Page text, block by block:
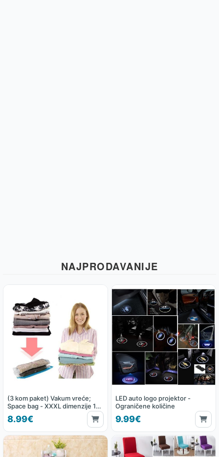
NAJPRODAVANIJE
(3 kom paket) Vakum vreće;
Space bag - XXXL dimenzije 130
x 100 cm
8.99€
LED auto logo projektor -
Ograničene količine
9.99€